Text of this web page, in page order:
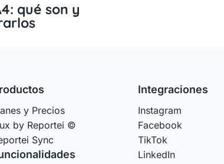
qué son y
y Precios
by Reportei ©
Sync
Integraciones
Instagram
Facebook
TikTok
LinkedIn